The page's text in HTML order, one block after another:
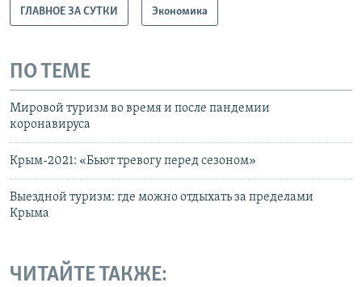
ГЛАВНОЕ ЗА СУТКИ Экономика
ПО ТЕМЕ
Мировой туризм во время и после пандемии
коронавируса
Крым-2021: «Бьют тревогу перед сезоном»
Выездной туризм: где можно отдыхать за пределами
Крыма
ЧИТАЙТЕ ТАКЖЕ: